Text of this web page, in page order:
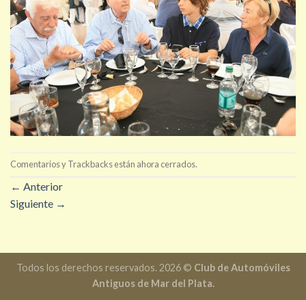
Comentarios y Trackbacks están ahora cerrados.
← Anterior
Siguiente →
Todos los derechos reservados. 2026 © Club de Automóviles
Antiguos de Mar del Plata.